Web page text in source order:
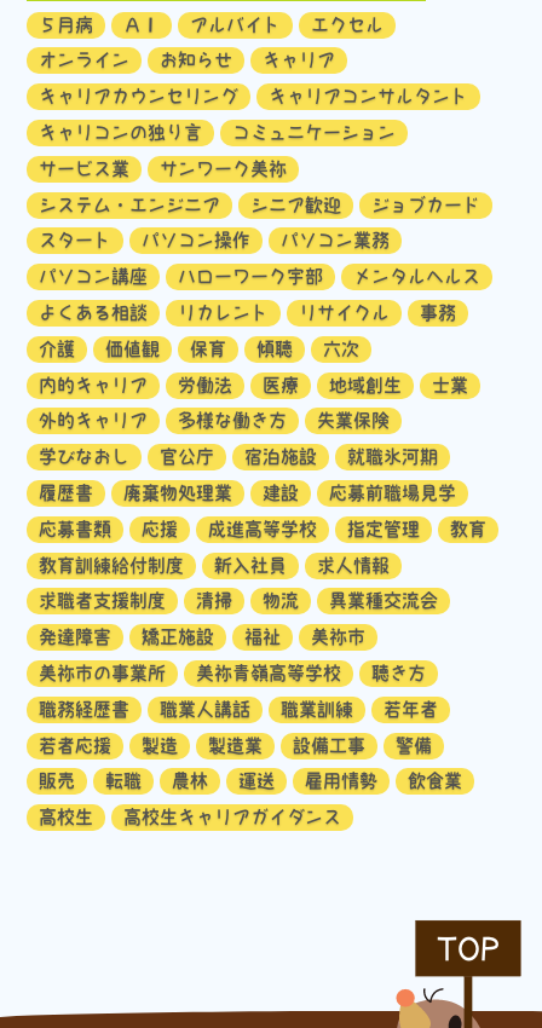
５月病 ＡＩ アルバイト
エクセル
オンライン
お知らせ
キャリア
キャリアカウンセリング
キャリアコンサルタント
キャリコンの独り言
コミュニケーション
サービス業
サンワーク美祢
システム・エンジニア
シニア歓迎
ジョブカード
スタート
パソコン操作
パソコン業務
パソコン講座
ハローワーク宇部
メンタルヘルス
よくある相談
リカレント リサイクル
事務
介護
価値観 保育 傾聴
六次
内的キャリア
労働法 医療 地域創生
士業
外的キャリア
多様な働き方
失業保険
学びなおし
官公庁 宿泊施設
就職氷河期
履歴書
廃棄物処理業 建設
応募前職場見学
応募書類
応援 成進高等学校 指定管理
教育
教育訓練給付制度
新入社員
求人情報
求職者支援制度
清掃 物流
異業種交流会
発達障害
矯正施設 福祉
美祢市
美祢市の事業所
美祢青嶺高等学校
聴き方
職務経歴書
職業人講話 職業訓練
若年者
若者応援
製造 製造業 設備工事
警備
販売
転職 農林 運送 雇用情勢
飲食業
高校生
高校生キャリアガイダンス
TOP